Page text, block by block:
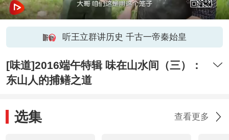
听王立群讲历史 千古一帝秦始皇
[味道]2016端午特辑 味在山水间（三）：
东山人的捕鳝之道
选集 查看更多